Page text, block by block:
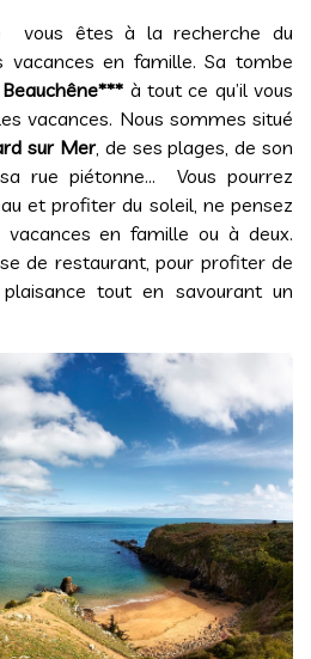
vous êtes à la recherche du
vacances en famille. Sa tombe
à tout ce qu’il vous
vacances. Nous sommes situé
sur Mer, de ses plages, de son
rue piétonne… Vous pourrez
et profiter du soleil, ne pensez
en famille ou à deux.
de restaurant, pour profiter de
tout en savourant un